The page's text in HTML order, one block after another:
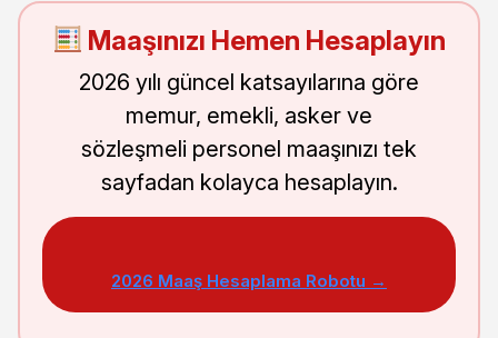
Maaşınızı Hemen Hesaplayın
2026 yılı güncel katsayılarına göre
memur, emekli, asker ve
sözleşmeli personel maaşınızı tek
sayfadan kolayca hesaplayın.
2026 Maaş Hesaplama Robotu →